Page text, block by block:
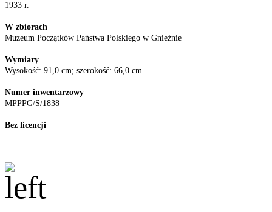
1933 r.
W zbiorach
Muzeum Początków Państwa Polskiego w Gnieźnie
Wymiary
Wysokość: 91,0 cm; szerokość: 66,0 cm
Numer inwentarzowy
MPPPG/S/1838
Bez licencji